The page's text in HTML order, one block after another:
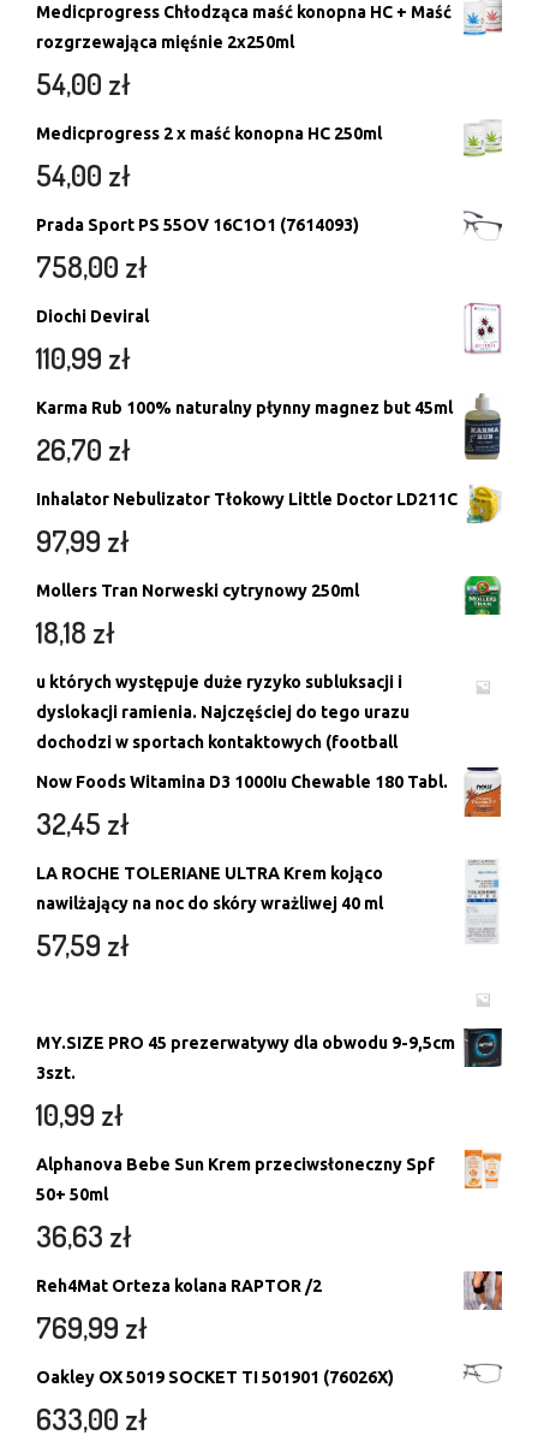
Medicprogress Chłodząca maść konopna HC + Maść
rozgrzewająca mięśnie 2x250ml
54,00 zł
Medicprogress 2 x maść konopna HC 250ml
54,00 zł
Prada Sport PS 55OV 16C1O1 (7614093)
758,00 zł
Diochi Deviral
110,99 zł
Karma Rub 100% naturalny płynny magnez but 45ml
26,70 zł
Inhalator Nebulizator Tłokowy Little Doctor LD211C
97,99 zł
Mollers Tran Norweski cytrynowy 250ml
18,18 zł
u których występuje duże ryzyko subluksacji i
dyslokacji ramienia. Najczęściej do tego urazu
dochodzi w sportach kontaktowych (football
Now Foods Witamina D3 1000Iu Chewable 180 Tabl.
32,45 zł
LA ROCHE TOLERIANE ULTRA Krem kojąco
nawilżający na noc do skóry wrażliwej 40 ml
57,59 zł
MY.SIZE PRO 45 prezerwatywy dla obwodu 9-9,5cm
3szt.
10,99 zł
Alphanova Bebe Sun Krem przeciwsłoneczny Spf
50+ 50ml
36,63 zł
Reh4Mat Orteza kolana RAPTOR /2
769,99 zł
Oakley OX 5019 SOCKET TI 501901 (76026X)
633,00 zł